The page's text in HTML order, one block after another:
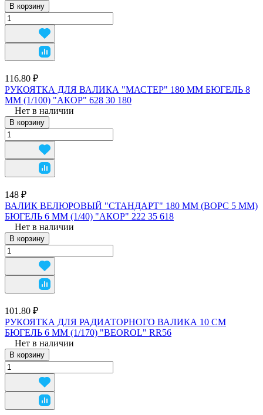
В корзину
116.80 ₽
РУКОЯТКА ДЛЯ ВАЛИКА "МАСТЕР" 180 ММ БЮГЕЛЬ 8
ММ (1/100) "АКОР" 628 30 180
Нет в наличии
В корзину
148 ₽
ВАЛИК ВЕЛЮРОВЫЙ "СТАНДАРТ" 180 ММ (ВОРС 5 ММ)
БЮГЕЛЬ 6 ММ (1/40) "АКОР" 222 35 618
Нет в наличии
В корзину
101.80 ₽
РУКОЯТКА ДЛЯ РАДИАТОРНОГО ВАЛИКА 10 СМ
БЮГЕЛЬ 6 ММ (1/170) "BEOROL" RR56
Нет в наличии
В корзину